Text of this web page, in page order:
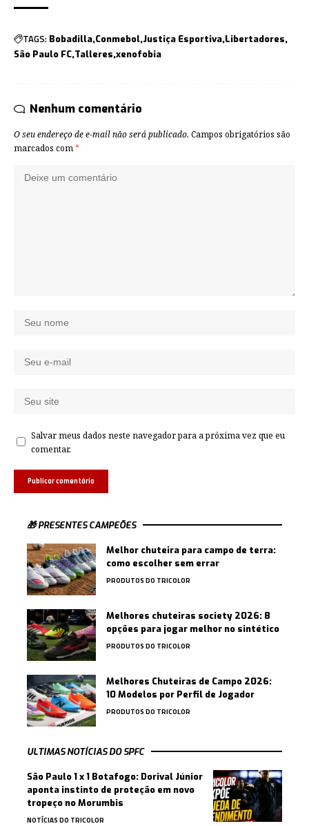
TAGS: Bobadilla Conmebol Justiça Esportiva Libertadores
São Paulo FC Talleres xenofobia
Nenhum comentário
O seu endereço de e-mail não será publicado. Campos obrigatórios são
marcados com *
Salvar meus dados neste navegador para a próxima vez que eu
comentar.
🎁 PRESENTES CAMPEÕES
Melhor chuteira para campo de terra:
como escolher sem errar
PRODUTOS DO TRICOLOR
Melhores chuteiras society 2026: 8
opções para jogar melhor no sintético
PRODUTOS DO TRICOLOR
Melhores Chuteiras de Campo 2026:
10 Modelos por Perfil de Jogador
PRODUTOS DO TRICOLOR
ULTIMAS NOTÍCIAS DO SPFC
São Paulo 1 x 1 Botafogo: Dorival Júnior
aponta instinto de proteção em novo
tropeço no Morumbis
NOTÍCIAS DO TRICOLOR